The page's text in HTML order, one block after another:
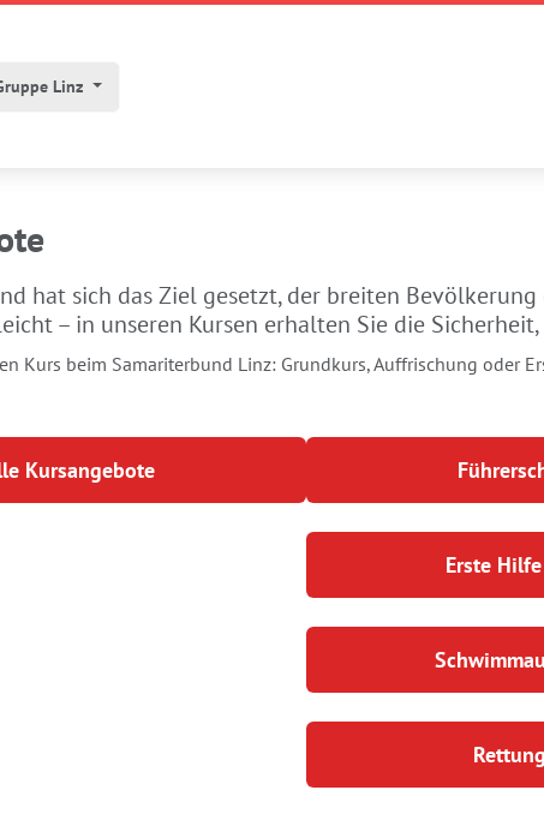
Linz
hat sich das Ziel gesetzt, der breiten
– in unseren Kursen erhalten Sie die
Kurs beim Samariterbund Linz: Grundkurs, Auffrischung oder
Kursangebote
Erste